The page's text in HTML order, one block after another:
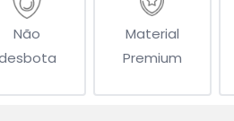
Não
Material
Premium